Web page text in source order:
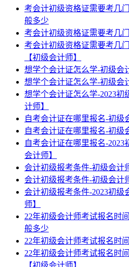
考会计初级资格证需要考几
般多少
考会计初级资格证需要考几
考会计初级资格证需要考几
【初级会计师】
想学个会计证怎么学-初级会
想学个会计证怎么学-初级会
想学个会计证怎么学-2023
计师】
自考会计证在哪里报名-初级
自考会计证在哪里报名-初级
自考会计证在哪里报名-
会计师】
会计初级报考条件-初级会计
会计初级报考条件-初级会计
会计初级报考条件-2023初
师】
22年初级会计师考试报名时
般多少
22年初级会计师考试报名时
22年初级会计师考试报名时
【初级会计师】